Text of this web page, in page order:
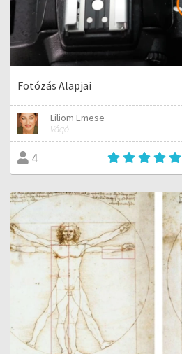
Fotózás Alapjai
Liliom Emese
Vágó
4